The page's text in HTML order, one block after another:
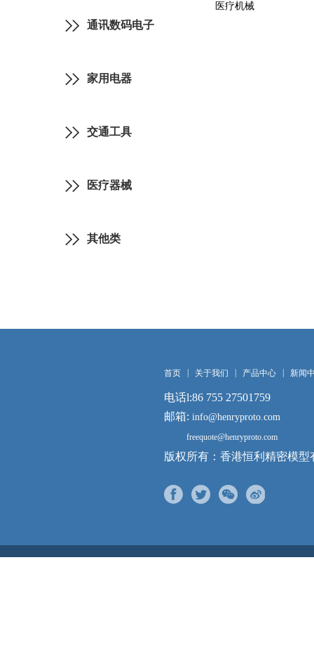
通讯数码电子
家用电器
交通工具
医疗器械
其他类
医疗机械
首页 关于我们 产品中心 新闻
电话l:86 755 27501759
邮箱: info@henryproto.com
freequote@henryproto.com
版权所有：香港恒利精密模型